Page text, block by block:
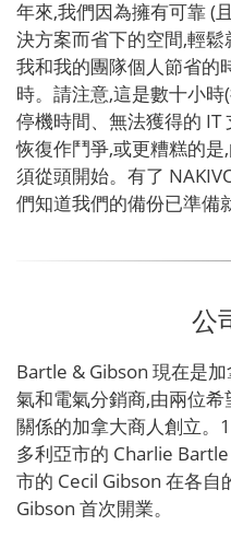
年來,我們因為擁有可靠 (
決方案而省下的空間,輕鬆
我和我的團隊個人節省的
時。請注意,這是數十小
停機時間、無法獲得的 IT
恢復作鬥爭,或更糟糕的
須從頭開始。有了
們知道我們的備份已準備
公
Bartle & Gibson 現在是
氣和電氣分銷商,由兩位
關係的加拿大商人創立。
多利亞市的 Charlie
市的 Cecil Gibson 在各
Gibson 首次開業。